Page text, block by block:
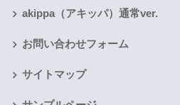
akippa（アキッパ）通常ver.
お問い合わせフォーム
サイトマップ